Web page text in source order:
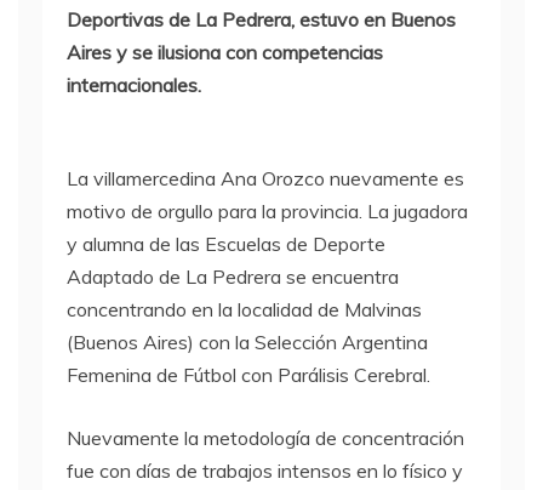
Deportivas de La Pedrera, estuvo en Buenos
Aires y se ilusiona con competencias
internacionales.
La villamercedina Ana Orozco nuevamente es
motivo de orgullo para la provincia. La jugadora
y alumna de las Escuelas de Deporte
Adaptado de La Pedrera se encuentra
concentrando en la localidad de Malvinas
(Buenos Aires) con la Selección Argentina
Femenina de Fútbol con Parálisis Cerebral.
Nuevamente la metodología de concentración
fue con días de trabajos intensos en lo físico y